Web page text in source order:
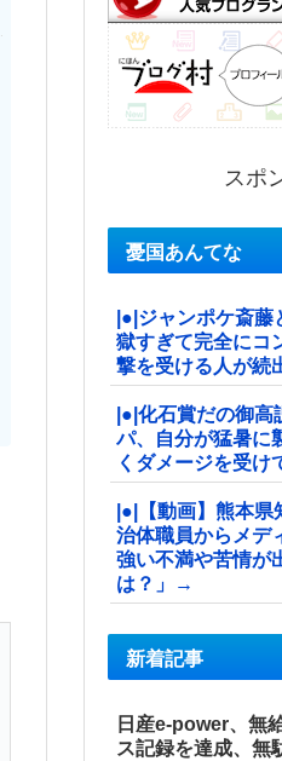
スポ
憂国あんてな
|●|ジャンポケ斎
獄すぎて完全に
撃を受ける人が続
|●|化石賞だの御
パ、自分が猛暑に
くダメージを受
|●|【動画】熊本
治体職員からメデ
強い不満や苦情が
は？」→
新着記事
日産e-power、無
ス記録を達成、無